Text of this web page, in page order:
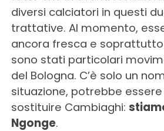
diversi calciatori in questi
trattative. Al momento,
ancora fresca e soprattutto
sono stati particolari
del Bologna. C’è solo un
situazione, potrebbe
sostituire Cambiaghi:
Ngonge.